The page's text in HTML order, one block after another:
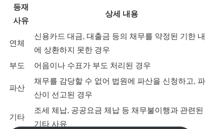
등재
사유
상세 내용
연체
신용카드 대금, 대출금 등의 채무를 약정된 기한 내
에 상환하지 못한 경우
부도
어음이나 수표가 부도 처리된 경우
파산
채무를 감당할 수 없어 법원에 파산을 신청하고, 파
산이 선고된 경우
기타
조세 체납, 공공요금 체납 등 채무불이행과 관련된
기타 사유